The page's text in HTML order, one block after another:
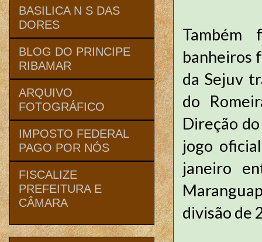
Também
banheiros
da Sejuv
do
Direção
jogo
janeiro
divisão de
BASILICA N S DAS
DORES
BLOG DO PRINCIPE
RIBAMAR
ARQUIVO
FOTOGRÁFICO
IMPOSTO FEDERAL
PAGO POR NÓS
FISCALIZE
PREFEITURA E
CÂMARA